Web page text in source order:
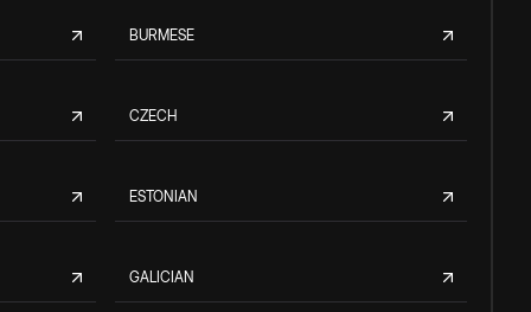
BURMESE
CZECH
ESTONIAN
GALICIAN